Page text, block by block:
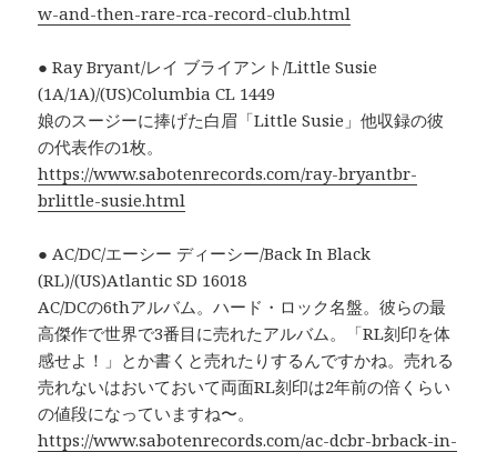
w-and-then-rare-rca-record-club.html
● Ray Bryant/レイ ブライアント/Little Susie
(1A/1A)/(US)Columbia CL 1449
娘のスージーに捧げた白眉「Little Susie」他収録の彼
の代表作の1枚。
https://www.sabotenrecords.com/ray-bryantbr-
brlittle-susie.html
● AC/DC/エーシー ディーシー/Back In Black
(RL)/(US)Atlantic SD 16018
AC/DCの6thアルバム。ハード・ロック名盤。彼らの最
高傑作で世界で3番目に売れたアルバム。「RL刻印を体
感せよ！」とか書くと売れたりするんですかね。売れる
売れないはおいておいて両面RL刻印は2年前の倍くらい
の値段になっていますね〜。
https://www.sabotenrecords.com/ac-dcbr-brback-in-